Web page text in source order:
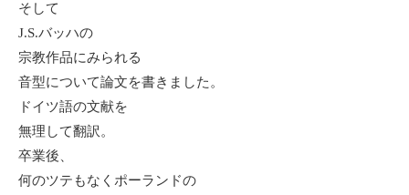
そして
J.S.バッハの
宗教作品にみられる
音型について論文を書きました。
ドイツ語の文献を
無理して翻訳。
卒業後、
何のツテもなくポーランドの